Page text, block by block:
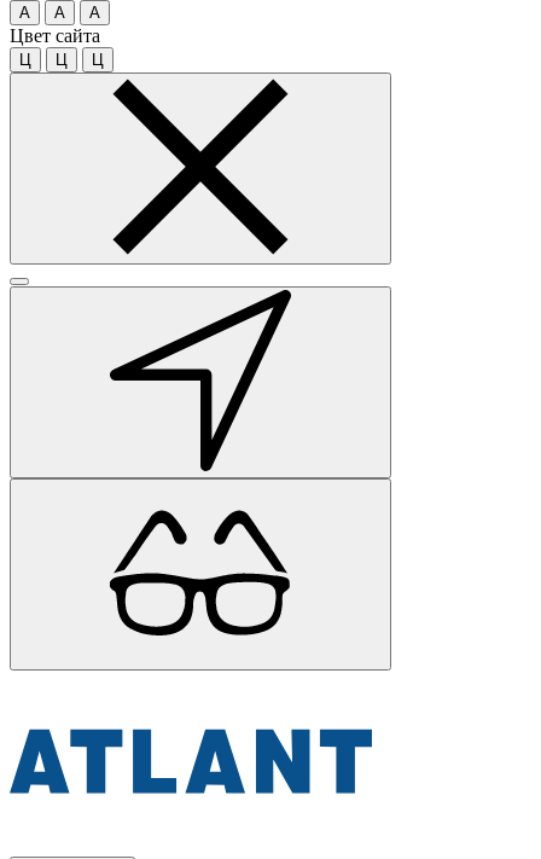
A A A
Цвет сайта
Ц Ц Ц